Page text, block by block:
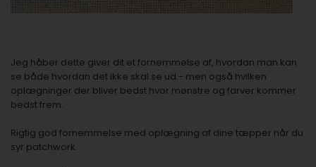
Jeg håber dette giver dit et fornemmelse af, hvordan man kan
se både hvordan det ikke skal se ud - men også hvilken
oplægninger der bliver bedst hvor mønstre og farver kommer
bedst frem.
Rigtig god fornemmelse med oplægning af dine tæpper når du
syr patchwork.